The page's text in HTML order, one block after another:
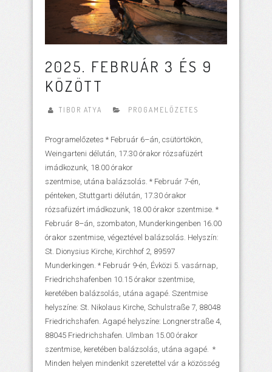
2025. FEBRUÁR 3 ÉS 9
KÖZÖTT
TIBOR ATYA PROGAMELŐZETES
Programelőzetes * Február 6–án, csütörtökön,
Weingarteni délután, 17.30 órakor rózsafüzért
imádkozunk, 18.00 órakor
szentmise, utána balázsolás. * Február 7-én,
pénteken, Stuttgarti délután, 17.30 órakor
rózsafüzért imádkozunk, 18.00 órakor szentmise. *
Február 8–án, szombaton, Munderkingenben 16.00
órakor szentmise, végeztével balázsolás. Helyszín:
St. Dionysius Kirche, Kirchhof 2, 89597
Munderkingen. * Február 9-én, Évközi 5. vasárnap,
Friedrichshafenben 10.15 órakor szentmise,
keretében balázsolás, utána agapé. Szentmise
helyszíne: St. Nikolaus Kirche, Schulstraße 7, 88048
Friedrichshafen. Agapé helyszíne: Longnerstraße 4,
88045 Friedrichshafen. Ulmban 15.00 órakor
szentmise, keretében balázsolás, utána agapé. *
Minden helyen mindenkit szeretettel vár a közösség